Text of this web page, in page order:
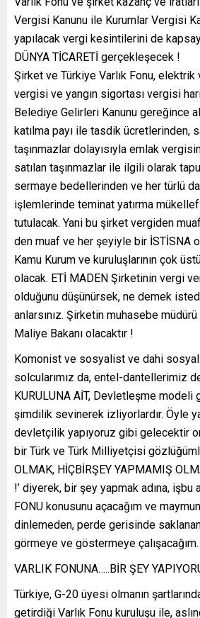
Vergisi Kanunu ile Kurumlar Vergisi
yapılacak vergi kesintilerini de
DÜNYA TİCARETİ gerçekleşecek !
Şirket ve Türkiye Varlık Fonu, elektrik
vergisi ve yangın sigortası vergisi
Belediye Gelirleri Kanunu gereğince
katılma payı ile tasdik ücretlerinden,
taşınmazlar dolayısıyla emlak
satılan taşınmazlar ile ilgili olarak
sermaye bedellerinden ve her türlü
işlemlerinde teminat yatırma
tutulacak. Yani bu şirket vergiden
den muaf ve her şeyiyle bir İSTİSNA
Kamu Kurum ve kuruluşlarının çok
olacak. ETİ MADEN Şirketinin vergi
olduğunu düşünürsek, ne demek
anlarsınız. Şirketin muhasebe
Maliye Bakanı olacaktır !
Komonist ve sosyalist ve dahi
solcularımız da, entel-dantellerimiz
KURULUNA AİT, Devletleşme modeli
şimdilik sevinerek izliyorlardır. Öyle
devletçilik yapıyoruz gibi gelecektir
bir Türk ve Türk Milliyetçisi
OLMAK, HİÇBİRŞEY YAPMAMIŞ
!’ diyerek, bir şey yapmak adına, işbu
FONU konusunu açacağım ve
dinlemeden, perde gerisinde
görmeye ve göstermeye çalışacağım.
VARLIK FONUNA…..BİR ŞEY
Türkiye, G-20 üyesi olmanın
getirdiği Varlık Fonu kuruluşu ile,